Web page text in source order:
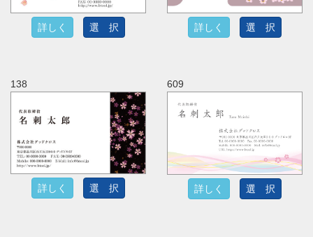
詳しく 選 択 詳しく 選 択
138
詳しく 選 択
609
詳しく 選 択